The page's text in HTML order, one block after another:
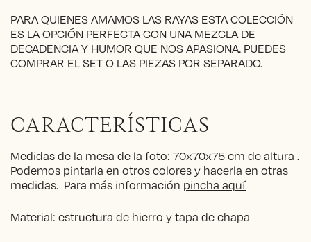
PARA QUIENES AMAMOS LAS RAYAS ESTA COLECCIÓN
ES LA OPCIÓN PERFECTA CON UNA MEZCLA DE
DECADENCIA Y HUMOR QUE NOS APASIONA. PUEDES
COMPRAR EL SET O LAS PIEZAS POR SEPARADO.
CARACTERÍSTICAS
Medidas de la mesa de la foto: 70x70x75 cm de altura .
Podemos pintarla en otros colores y hacerla en otras
medidas. Para más información pincha aquí
Material: estructura de hierro y tapa de chapa